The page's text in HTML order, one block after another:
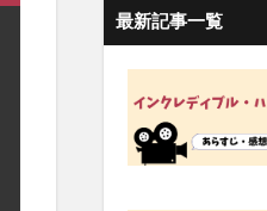
最新記事一覧